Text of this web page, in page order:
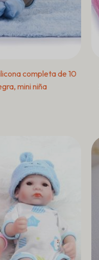
completa de 10
mini niña